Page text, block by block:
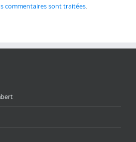
commentaires sont traitées